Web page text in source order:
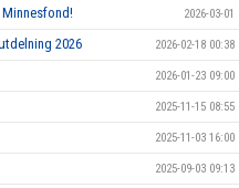
2026-03-01
2026 2026-02-18 00:38
2026-01-23 09:00
2025-11-15 08:55
2025-11-03 16:00
2025-09-03 09:13